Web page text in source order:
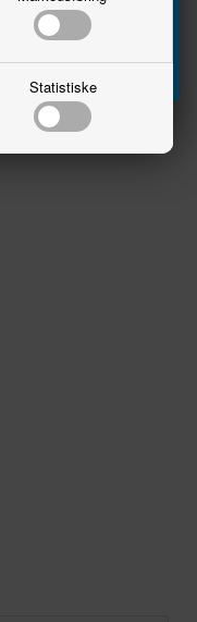
Statistiske